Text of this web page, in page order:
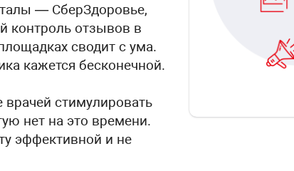
— СберЗдоровье,
контроль отзывов в
сводит с ума.
кажется бесконечной.
врачей стимулировать
нет на это времени.
эффективной и не